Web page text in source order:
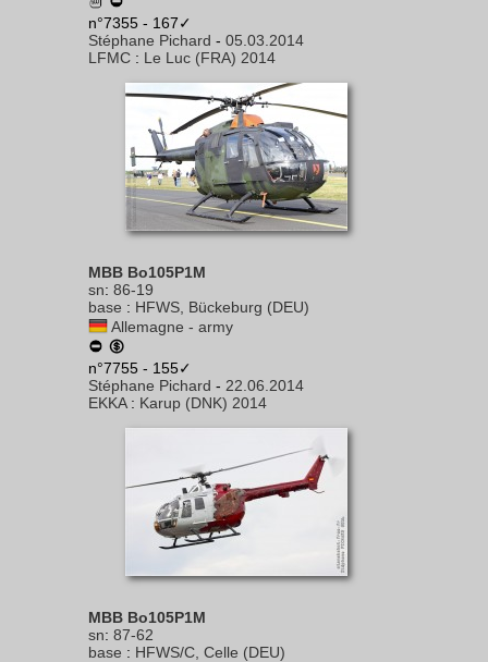
n°7355 - 167✓
Stéphane Pichard - 05.03.2014
LFMC : Le Luc (FRA) 2014
MBB Bo105P1M
sn: 86-19
base : HFWS, Bückeburg (DEU)
Allemagne - army
n°7755 - 155✓
Stéphane Pichard - 22.06.2014
EKKA: Karup (DNK) 2014
MBB Bo105P1M
sn: 87-62
base : HFWS/C, Celle (DEU)